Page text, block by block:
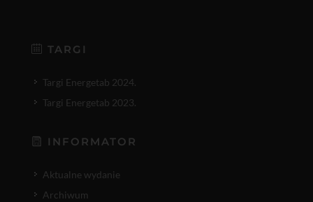
TARGI
Targi Energetab 2024.
Targi Energetab 2023.
INFORMATOR
Aktualne wydanie
Archiwum